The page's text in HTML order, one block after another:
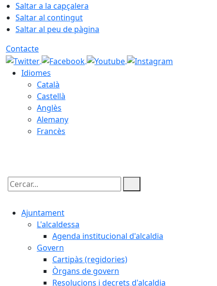
Saltar a la capçalera
Saltar al contingut
Saltar al peu de pàgina
Contacte
Idiomes
Català
Castellà
Anglès
Alemany
Francès
Cercar:
Ajuntament
L'alcaldessa
Agenda institucional d'alcaldia
Govern
Cartipàs (regidories)
Òrgans de govern
Resolucions i decrets d'alcaldia